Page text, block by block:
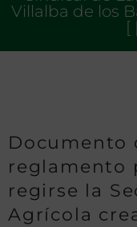
Villalba de los
[
Documento
reglamento
regirse la
Agrícola